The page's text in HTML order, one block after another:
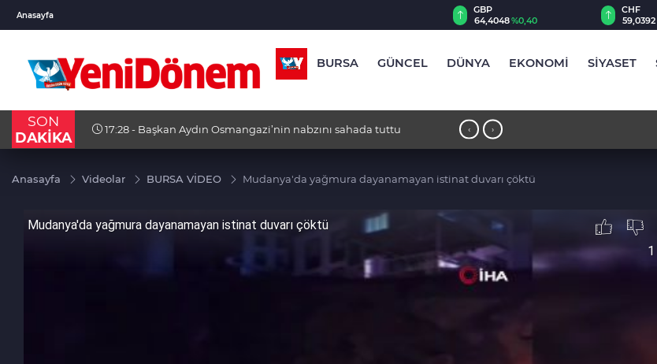
Anasayfa
USD
47,6911
CHF
59,0392%0,81
CAD
34,2196
BURSA GÜNCEL DÜNYA EKONOMİ SİYASET
SON
DAKİKA
17:22 - İspanya: İtalya'ya misilleme yapacağız ‹ ›
Anasayfa Videolar BURSA VİDEO Mudanya'da yağmura dayanamayan istinat duvarı çöktü